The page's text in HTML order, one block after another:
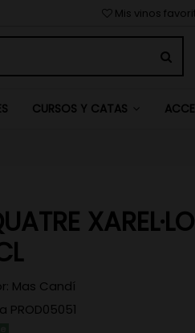
Mis vinos
CURSOS Y CATAS
Mas Candí
PROD05051